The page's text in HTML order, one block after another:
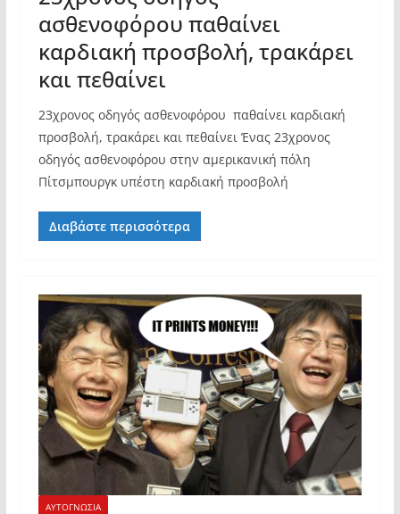
ασθενοφόρου παθαίνει
καρδιακή προσβολή, τρακάρει
και πεθαίνει
23χρονος οδηγός ασθενοφόρου παθαίνει καρδιακή
προσβολή, τρακάρει και πεθαίνει Ένας 23χρονος
οδηγός ασθενοφόρου στην αμερικανική πόλη
Πίτσμπουργκ υπέστη καρδιακή προσβολή
Διαβάστε περισσότερα
ΑΥΤΟΓΝΩΣΙΑ